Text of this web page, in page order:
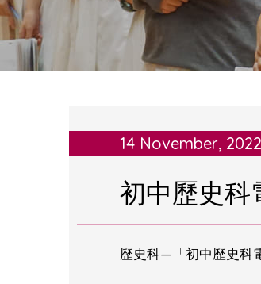
14 November, 2022
初中歷史科
歷史科—「初中歷史科